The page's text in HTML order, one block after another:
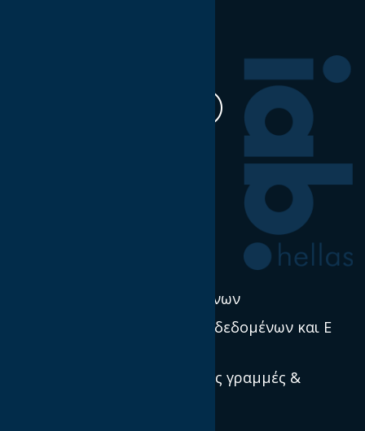
Πολιτική χρήσης δεδομένων
Προστασία προσωπικών δεδομένων και E
Πρότυπα, κατευθυντήριες γραμμές &